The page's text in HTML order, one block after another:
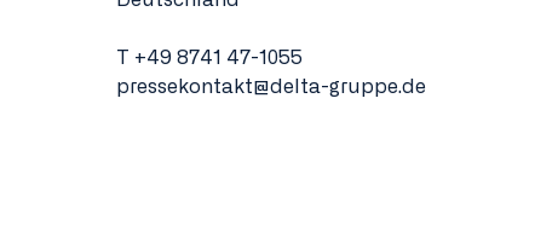
T +49 8741 47-1055
pressekontakt@delta-gruppe.de